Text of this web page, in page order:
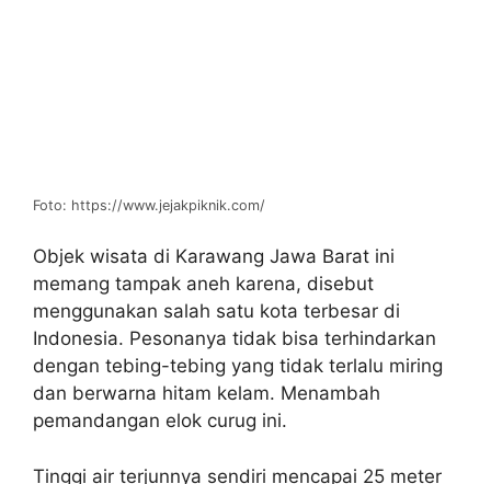
Foto: https://www.jejakpiknik.com/
Objek wisata di Karawang Jawa Barat ini
memang tampak aneh karena, disebut
menggunakan salah satu kota terbesar di
Indonesia. Pesonanya tidak bisa terhindarkan
dengan tebing-tebing yang tidak terlalu miring
dan berwarna hitam kelam. Menambah
pemandangan elok curug ini.
Tinggi air terjunnya sendiri mencapai 25 meter